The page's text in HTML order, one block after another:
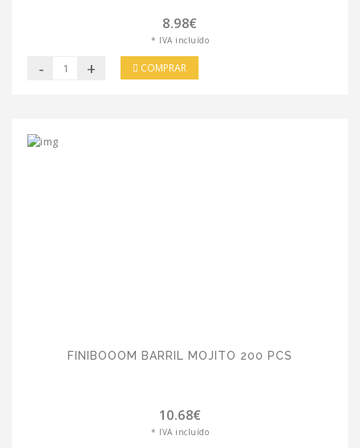
8.98€
* IVA incluído
- + COMPRAR
FINIBOOOM BARRIL MOJITO 200 PCS
10.68€
* IVA incluído